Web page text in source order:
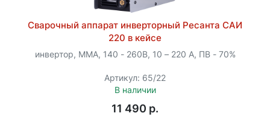
Сварочный аппарат инверторный Ресанта САИ
220 в кейсе
инвертор, MMA, 140 - 260В, 10 – 220 А, ПВ - 70%
Артикул: 65/22
В наличии
11 490 p.